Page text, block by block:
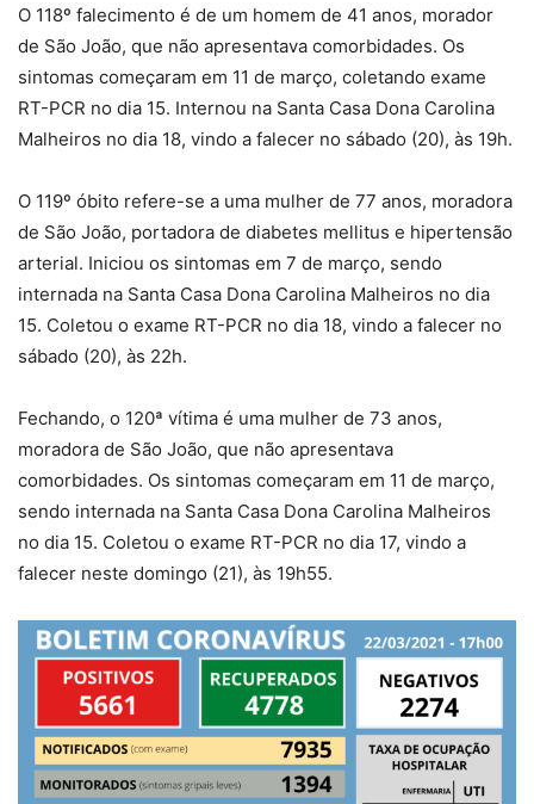
O 118º falecimento é de um homem de 41 anos, morador
de São João, que não apresentava comorbidades. Os
sintomas começaram em 11 de março, coletando exame
RT-PCR no dia 15. Internou na Santa Casa Dona Carolina
Malheiros no dia 18, vindo a falecer no sábado (20), às 19h.
O 119º óbito refere-se a uma mulher de 77 anos, moradora
de São João, portadora de diabetes mellitus e hipertensão
arterial. Iniciou os sintomas em 7 de março, sendo
internada na Santa Casa Dona Carolina Malheiros no dia
15. Coletou o exame RT-PCR no dia 18, vindo a falecer no
sábado (20), às 22h.
Fechando, o 120ª vítima é uma mulher de 73 anos,
moradora de São João, que não apresentava
comorbidades. Os sintomas começaram em 11 de março,
sendo internada na Santa Casa Dona Carolina Malheiros
no dia 15. Coletou o exame RT-PCR no dia 17, vindo a
falecer neste domingo (21), às 19h55.